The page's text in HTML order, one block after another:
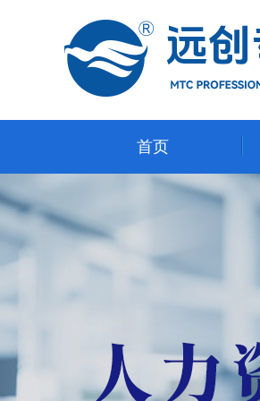
首页